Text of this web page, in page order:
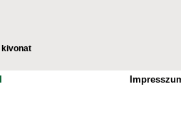
kivonat